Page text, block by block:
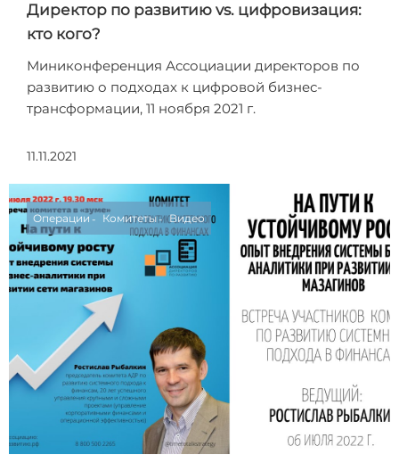
Директор по развитию vs. цифровизация:
кто кого?
Миниконференция Ассоциации директоров по
развитию о подходах к цифровой бизнес-
трансформации, 11 ноября 2021 г.
11.11.2021
Операции Комитеты Видео